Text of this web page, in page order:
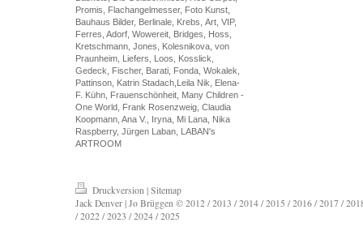
Promis, Flachangelmesser, Foto Kunst,
Bauhaus Bilder, Berlinale, Krebs, Art, VIP,
Ferres, Adorf, Wowereit, Bridges, Hoss,
Kretschmann, Jones, Kolesnikova, von
Praunheim, Liefers, Loos, Kosslick,
Gedeck, Fischer, Barati, Fonda, Wokalek,
Pattinson, Katrin Stadach,Leila Nik, Elena-
F. Kühn, Frauenschönheit, Many Children -
One World, Frank Rosenzweig, Claudia
Koopmann, Ana V., Iryna, Mi Lana, Nika
Raspberry, Jürgen Laban, LABAN's
ARTROOM
Druckversion | Sitemap
Jack Denver | Jo Brüggen © 2012 / 2013 / 2014 / 2015 / 2016 / 2017 /
/ 2022 / 2023 / 2024 / 2025